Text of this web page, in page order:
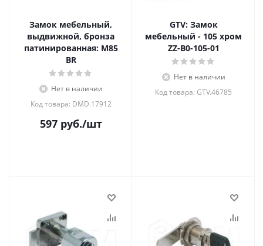
Замок мебельный,
выдвижной, бронза
патинированная: M85
BR
Нет в наличии
Код товара: DMD.17912
597руб./шт
GTV: Замок
мебельный - 105 хром
ZZ-B0-105-01
Нет в наличии
Код товара: GTV.46785